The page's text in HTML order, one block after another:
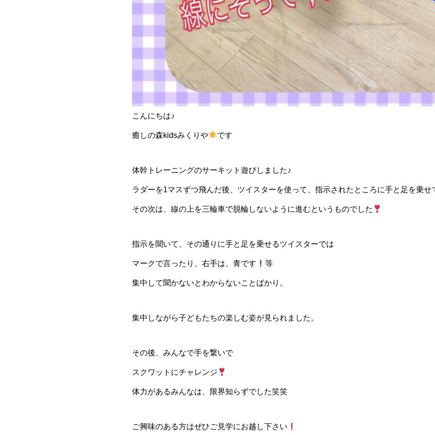
こんにちは♪
癒しの森kidsみくりや です
体幹トレーニングのサーキット遊びしました♪
ラダーを1マスずつ飛んだ後、ツイスターを使って、指示されたところに手と足を乗せ
その次は、線の上を三輪車で脱輪しないように進むというものでした
指示を聞いて、その通りに手と足を乗せるツイスターでは
マークで言ったり、右手は、青です 等
集中して聞かないとわからないことばかり。
集中しながら子どもたちの楽しむ姿が見られました。
その後、みんなで手を繋いで
スクワットにチャレンジ
体力があるみんなは、限界知らずでした笑笑
ご興味のある方はぜひご見学にお越し下さい